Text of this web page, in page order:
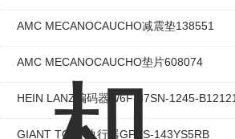
AMC MECANOCAUCHO减震垫138551
AMC MECANOCAUCHO垫片608074
HEIN LANZ编码器W6F-37SN-1245-B12121
GIANT TORK执行器GPXS-143YS5RB